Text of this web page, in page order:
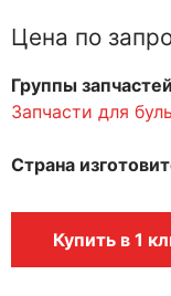
Цена по
Группы
Запчасти для
Страна
Купить в 1